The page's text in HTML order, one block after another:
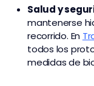
Salud y
mantenerse
recorrido. En
todos los
medidas de